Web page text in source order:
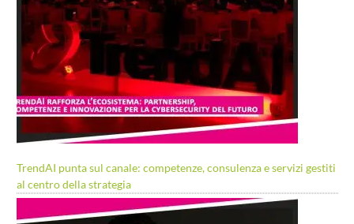
TrendAI punta sul canale: competenze, consulenza e servizi gestiti
al centro della strategia